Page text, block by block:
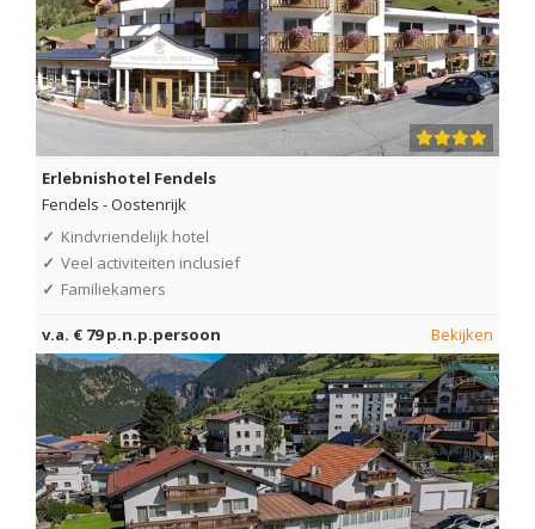
Erlebnishotel Fendels
Fendels -Oostenrijk
✓ Kindvriendelijk hotel
✓ Veel activiteiten inclusief
✓ Familiekamers
v.a. € 79 p.n.p.persoon Bekijken